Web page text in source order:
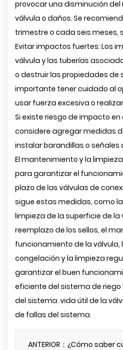
provocar una disminución
válvula o daños. Se
trimestre o cada seis meses,
Evitar impactos fuertes: Los
válvula y las tuberías
o destruir las propiedades de
importante tener cuidado al
usar fuerza excesiva o
Si existe riesgo de impacto
considere agregar medidas
instalar barandillas o señales
El mantenimiento y la
para garantizar el
plazo de las válvulas de
sigue estas medidas, como
limpieza de la superficie de la
reemplazo de los sellos, el
funcionamiento de la válvula,
congelación y la limpieza
garantizar el buen
eficiente del sistema de riego
del sistema. vida útil de la
de fallas del sistema.
ANTERIOR：¿Cómo